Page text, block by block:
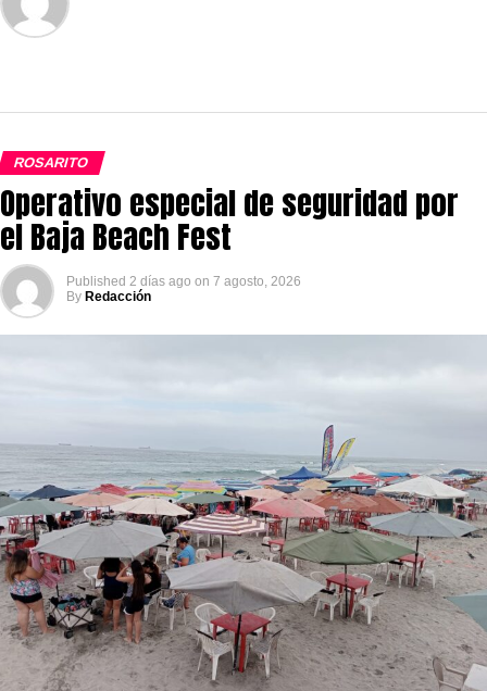
ROSARITO
Operativo especial de seguridad por
el Baja Beach Fest
Published 2 días ago on 7 agosto, 2026
By Redacción